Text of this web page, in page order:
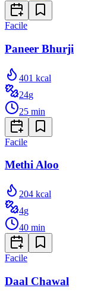
Facile
Paneer Bhurji
401 kcal
24g
25 min
Facile
Methi Aloo
204 kcal
4g
40 min
Facile
Daal Chawal